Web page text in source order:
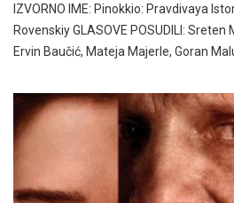
IZVORNO IME: Pinokkio: Pravdivaya
Rovenskiy GLASOVE POSUDILI:
Ervin Baučić, Mateja Majerle, Goran